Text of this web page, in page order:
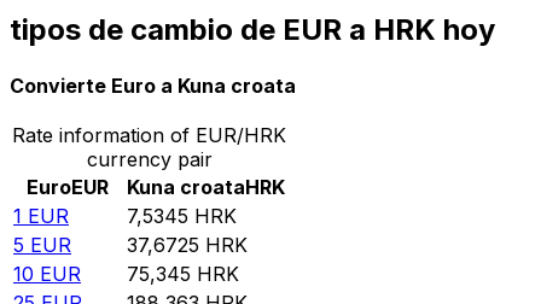
tipos de cambio de EUR a HRK hoy
Convierte Euro a Kuna croata
Rate information of EUR/HRK
currency pair
EuroEUR Kuna croataHRK
1 EUR 7,5345 HRK
5 EUR 37,6725 HRK
10 EUR 75,345 HRK